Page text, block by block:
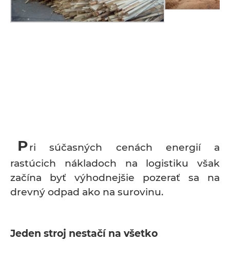
Pri súčasných cenách energií a
rastúcich nákladoch na logistiku však
začína byť výhodnejšie pozerať sa na
drevný odpad ako na surovinu.
Jeden stroj nestačí na všetko